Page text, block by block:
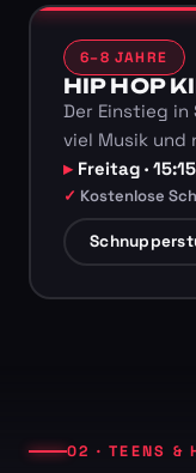
6–8 JAHRE
HIP HOP
Der Einstieg
viel Musik und
Freitag ·
Kostenlose
02 · TEENS &